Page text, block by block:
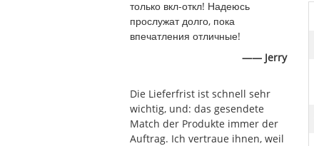
только вкл-откл! Надеюсь
прослужат долго, пока
впечатления отличные!
—— Jerry
Die Lieferfrist ist schnell sehr
wichtig, und: das gesendete
Match der Produkte immer der
Auftrag. Ich vertraue ihnen, weil